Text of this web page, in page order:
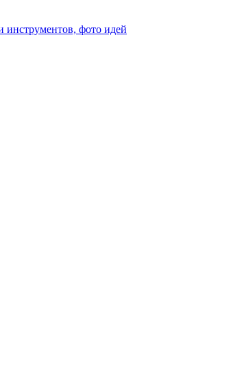
инструментов, фото идей